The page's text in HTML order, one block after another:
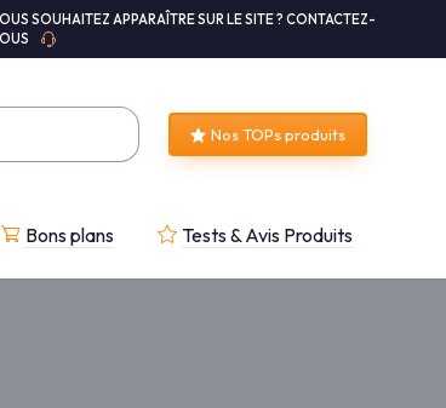
SOUHAITEZ APPARAÎTRE SUR LE SITE ? CONTACTEZ-
Nos TOPs produits
Bons plans Tests & Avis Produits